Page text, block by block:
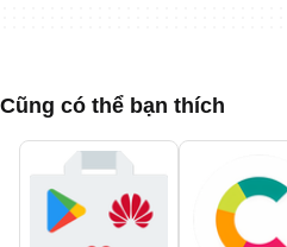
Cũng có thể bạn thích